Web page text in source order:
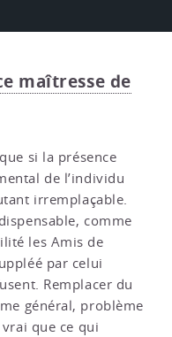
maîtresse de
si la présence
de l’individu
irremplaçable.
comme
les Amis de
par celui
Remplacer du
général, problème
que ce qui